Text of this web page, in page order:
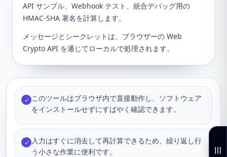
API サンプル、Webhook テスト、統合デバッグ用の
HMAC-SHA 署名を計算します。
メッセージとシークレットは、ブラウザーの Web
Crypto API を通じてローカルで処理されます。
✓ このツールはブラウザ内で直接動作し、ソフトウェア
をインストールせずにすばやく確認できます。
✓ 入力はすぐに消去して再計算できるため、繰り返し行
う小さな作業に便利です。